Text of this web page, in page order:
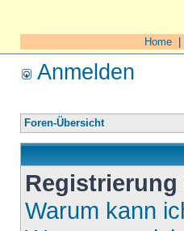
Home
Anmelden
Foren-Übersicht
Warum kann